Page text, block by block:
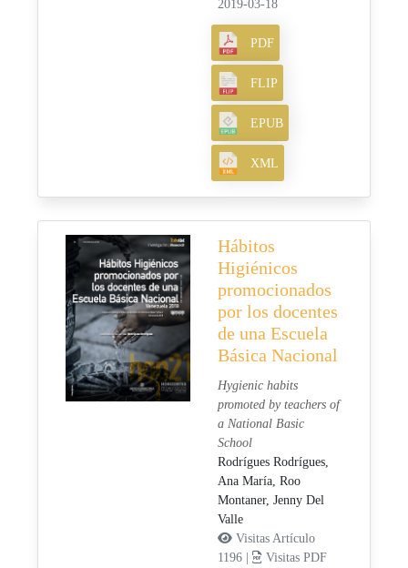
2019-03-18
PDF
FLIP
EPUB
XML
Hábitos
Higiénicos
promocionados
por los docentes
de una Escuela
Básica Nacional
Hygienic habits
promoted by teachers of
a National Basic
School
Rodrígues Rodrígues,
Ana María, Roo
Montaner, Jenny Del
Valle
Visitas Artículo
1196 |
Visitas PDF